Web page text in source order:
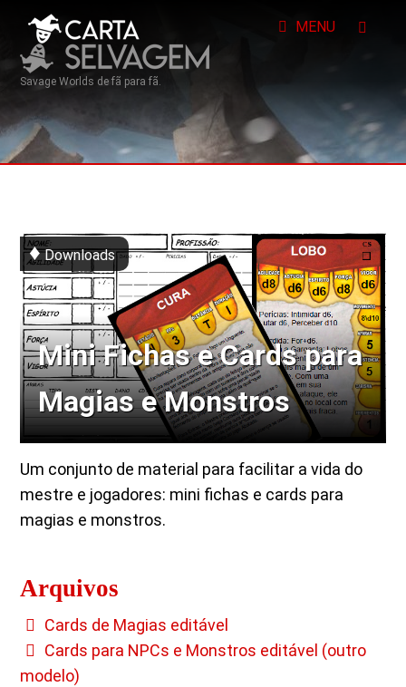
Savage Worlds de fã para fã.
MENU
Downloads
Mini Fichas e Cards para
Magias e Monstros
Um conjunto de material para facilitar a vida do
mestre e jogadores: mini fichas e cards para
magias e monstros.
Arquivos
Cards de Magias editável
Cards para NPCs e Monstros editável (outro
modelo)